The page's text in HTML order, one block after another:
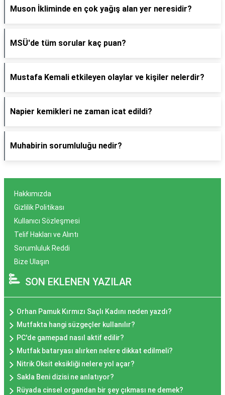
Muson İkliminde en çok yağış alan yer neresidir?
MSÜ'de tüm sorular kaç puan?
Mustafa Kemali etkileyen olaylar ve kişiler nelerdir?
Napier kemikleri ne zaman icat edildi?
Muhabirin sorumluluğu nedir?
Hakkımızda
Gizlilik Politikası
Kullanıcı Sözleşmesi
Telif Hakları ve Alıntı
Sorumluluk Reddi
Bize Ulaşın
SON EKLENEN YAZILAR
Orhan Pamuk Kırmızı Saçlı Kadını neden yazdı?
Mutfakta hangi süzgeçler kullanılır?
PC'de gamepad nasıl aktif edilir?
Mutfak bataryası alırken nelere dikkat edilmeli?
Nitrik Oksit eksikliği nelere yol açar?
Sakla Beni dizisi ne anlatıyor?
Rüyada cinsel organdan bir şey çıkması ne demek?